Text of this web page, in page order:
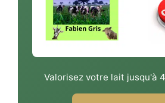
Valorisez votre lait jusqu'à